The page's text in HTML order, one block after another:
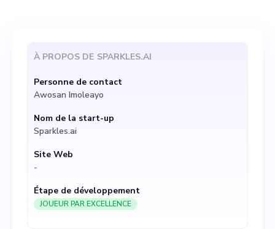
l'entreprise est le bienvenu
pour une prise de
participation au capital. Doit
connaître les opérations, le
recrutement, les finances et
la logistique, en particulier
lorsqu'il s'agit de développer
et de collecter des fonds.
À PROPOS DE SPARKLES.AI
Personne de contact
Awosan Imoleayo
Nom de la start-up
Sparkles.ai
Site Web
-
Étape de développement
JOUEUR PAR EXCELLENCE